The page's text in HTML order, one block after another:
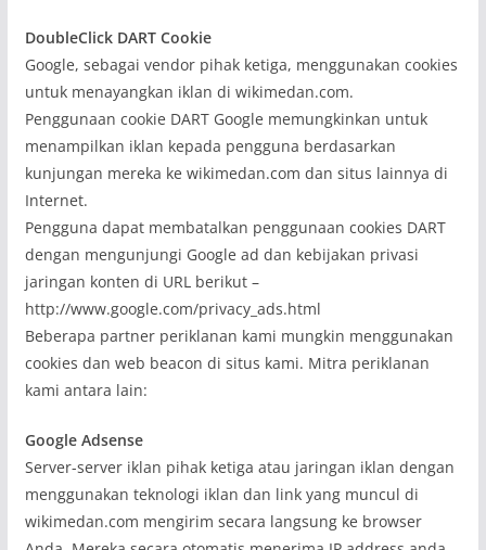
DoubleClick DART Cookie
Google, sebagai vendor pihak ketiga, menggunakan cookies
untuk menayangkan iklan di wikimedan.com.
Penggunaan cookie DART Google memungkinkan untuk
menampilkan iklan kepada pengguna berdasarkan
kunjungan mereka ke wikimedan.com dan situs lainnya di
Internet.
Pengguna dapat membatalkan penggunaan cookies DART
dengan mengunjungi Google ad dan kebijakan privasi
jaringan konten di URL berikut –
http://www.google.com/privacy_ads.html
Beberapa partner periklanan kami mungkin menggunakan
cookies dan web beacon di situs kami. Mitra periklanan
kami antara lain:
Google Adsense
Server-server iklan pihak ketiga atau jaringan iklan dengan
menggunakan teknologi iklan dan link yang muncul di
wikimedan.com mengirim secara langsung ke browser